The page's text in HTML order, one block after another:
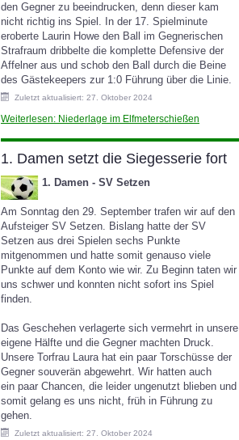
den Gegner zu beeindrucken, denn dieser kam
nicht richtig ins Spiel. In der 17. Spielminute
eroberte Laurin Howe den Ball im Gegnerischen
Strafraum dribbelte die komplette Defensive der
Affelner aus und schob den Ball durch die Beine
des Gästekeepers zur 1:0 Führung über die Linie.
Zuletzt aktualisiert: 27. Oktober 2024
Weiterlesen: Niederlage im Elfmeterschießen
1. Damen setzt die Siegesserie fort
1. Damen - SV Setzen
Am Sonntag den 29. September trafen wir auf den
Aufsteiger SV Setzen. Bislang hatte der SV
Setzen aus drei Spielen sechs Punkte
mitgenommen und hatte somit genauso viele
Punkte auf dem Konto wie wir. Zu Beginn taten wir
uns schwer und konnten nicht sofort ins Spiel
finden.
Das Geschehen verlagerte sich vermehrt in unsere
eigene Hälfte und die Gegner machten Druck.
Unsere Torfrau Laura hat ein paar Torschüsse der
Gegner souverän abgewehrt. Wir hatten auch
ein paar Chancen, die leider ungenutzt blieben und
somit gelang es uns nicht, früh in Führung zu
gehen.
Zuletzt aktualisiert: 27. Oktober 2024